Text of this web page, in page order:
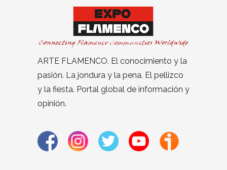
ARTE FLAMENCO. El conocimiento y la
pasión. La jondura y la pena. El pellizco
y la fiesta. Portal global de información y
opinión.